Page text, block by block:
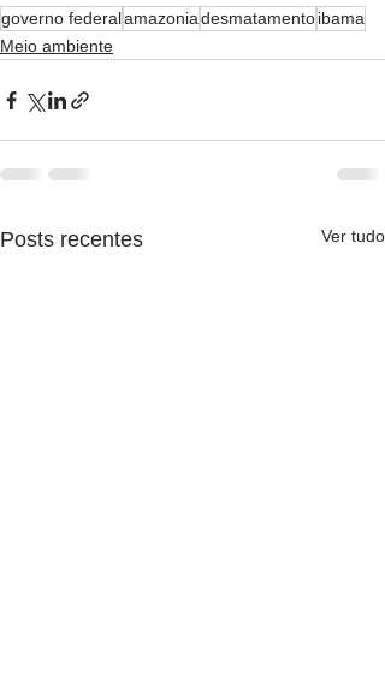
governo federalamazoniadesmatamentoibama
Meio ambiente
Posts recentes Ver tudo